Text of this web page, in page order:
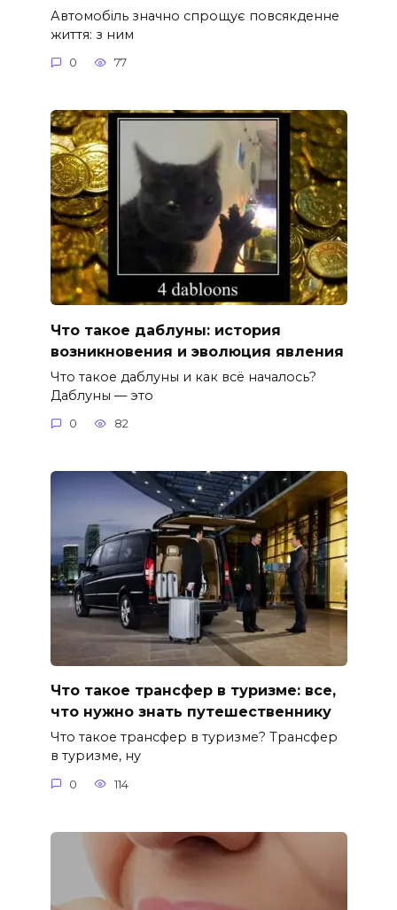
Автомобіль значно спрощує повсякденне
життя: з ним
0 77
Что такое даблуны: история
возникновения и эволюция явления
Что такое даблуны и как всё началось?
Даблуны — это
0 82
Что такое трансфер в туризме: все,
что нужно знать путешественнику
Что такое трансфер в туризме? Трансфер
в туризме, ну
0 114